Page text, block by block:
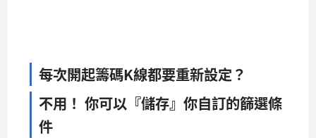
每次開起籌碼K線都要重新設定？
不用！ 你可以『儲存』你自訂的篩選條
件